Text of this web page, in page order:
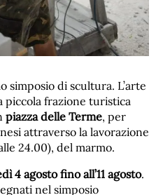
simposio di scultura. L’arte
piccola frazione turistica
piazza delle Terme, per
attraverso la lavorazione
24.00), del marmo.
4 agosto fino all’11 agosto.
nel simposio